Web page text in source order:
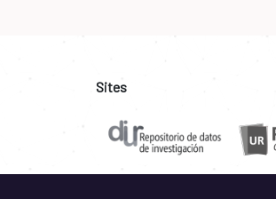
Sites